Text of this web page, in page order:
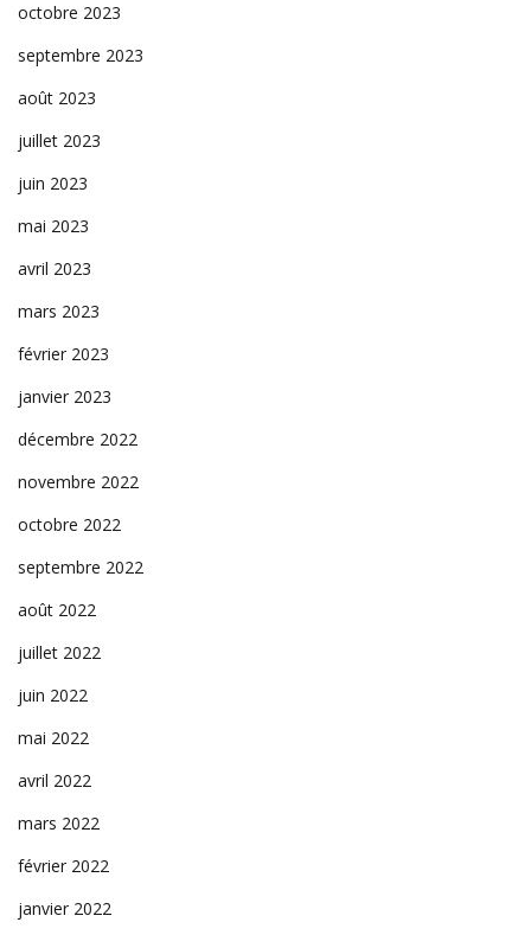
octobre 2023
septembre 2023
août 2023
juillet 2023
juin 2023
mai 2023
avril 2023
mars 2023
février 2023
janvier 2023
décembre 2022
novembre 2022
octobre 2022
septembre 2022
août 2022
juillet 2022
juin 2022
mai 2022
avril 2022
mars 2022
février 2022
janvier 2022